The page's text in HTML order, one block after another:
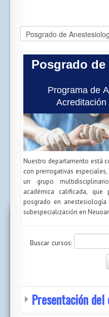
Posgrado
Programa de
Acreditación
Nuestro departamento está
con prerrogativas
un grupo
académica calificada,
posgrado en
subespecialización en
Buscar cursos:
Presentación